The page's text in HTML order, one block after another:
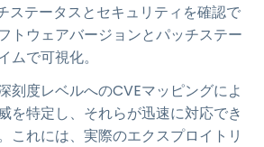
ステータスとセキュリティを確認で
トウェアバージョンとパッチステー
ムで可視化。
刻度レベルへのCVEマッピングによ
を特定し、それらが迅速に対応でき
これには、実際のエクスプロイトリ